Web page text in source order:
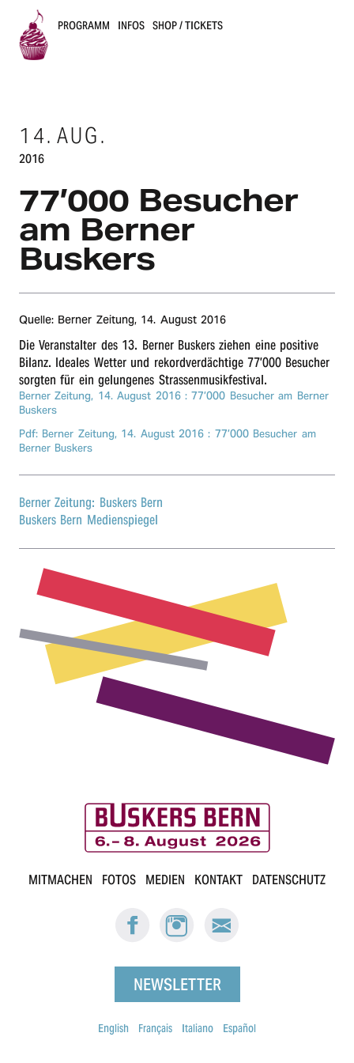
s
e
r
s
B
e
r
n
PROGRAMM INFOS SHOP / TICKETS
14.AUG.
2016
77’000 Besu­cher
am Berner
Buskers
Quelle: Berner Zeitung, 14. August 2016
Die Veran­stal­ter des 13. Berner Buskers ziehen eine posi­ti­ve
Bilanz. Idea­les Wetter und rekord­ver­däch­ti­ge 77’000 Besu­cher
sorg­ten für ein gelun­ge­nes Strassenmusikfestival.
Berner Zeitung, 14. August 2016: 77’000 Besu­cher am Berner
Buskers
Pdf: Berner Zeitung, 14. August 2016: 77’000 Besu­cher am
Berner Buskers
Berner Zeitung: Buskers Bern
Buskers Bern Medienspiegel
B
s
k
e
r
MITMACHEN FOTOS MEDIEN KONTAKT DATENSCHUTZ
FACEBOOK:
BUSKERS
INSTAGRAM:
BUSKERS
E-
MAIL
BERN
NEWSLETTER
English Français Italiano Español